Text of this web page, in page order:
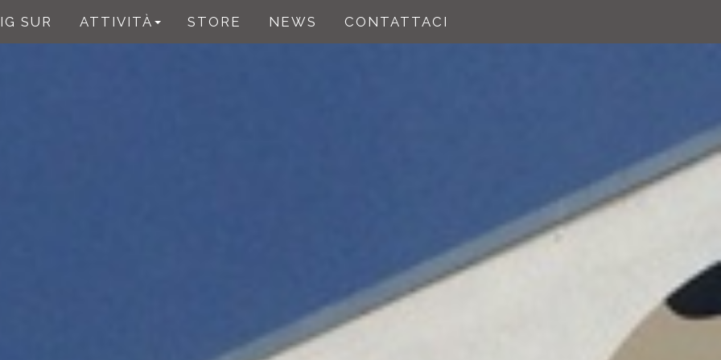
SUR ATTIVITÀ STORE NEWS CONTATTACI